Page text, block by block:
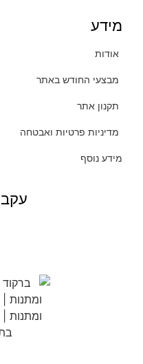
מידע
אודות
מבצעי החודש באתר
תקנון אתר
מדיניות פרטיות ואבטחה
מידע נוסף